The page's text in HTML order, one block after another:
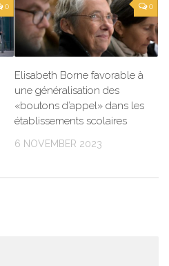
0 0
Elisabeth Borne favorable à
une généralisation des
«boutons d’appel» dans les
établissements scolaires
6 NOVEMBER 2023